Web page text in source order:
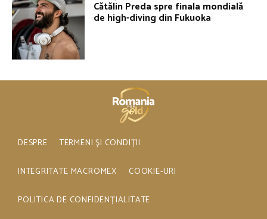
Cătălin Preda spre finala mondială
de high-diving din Fukuoka
DESPRE TERMENI ȘI CONDIȚII
INTEGRITATE MACROMEX COOKIE-URI
POLITICA DE CONFIDENȚIALITATE